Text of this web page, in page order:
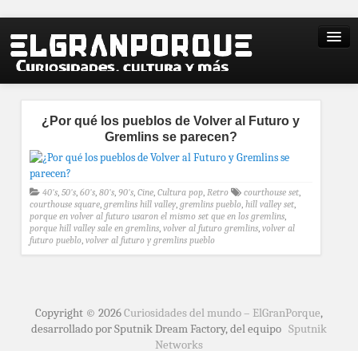
¿Por qué los pueblos de Volver al Futuro y
Gremlins se parecen?
40's, 50's, 60's, 80's, 90's, Cine, Cultura pop, Retro courthouse set,
courthouse square, gremlins hill valley, gremlins pueblo, hill valley set,
porque en volver al futuro usaron el mismo set que en los gremlins,
porque hill valley sale en gremlins, volver al futuro gremlins, volver al
futuro pueblo, volver al futuro y gremlins pueblo
Copyright © 2026Curiosidades del mundo – ElGranPorque,
desarrollado por Sputnik Dream Factory, del equipo Sputnik
Networks